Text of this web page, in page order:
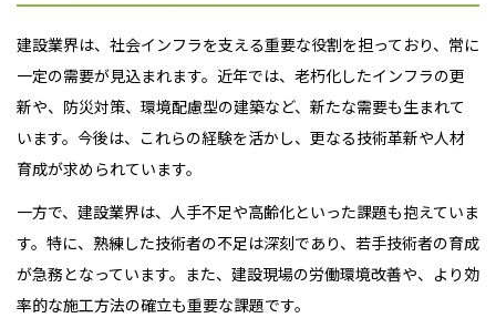
建設業界は、社会インフラを支える重要な役割を担っており、常に
一定の需要が見込まれます。近年では、老朽化したインフラの更
新や、防災対策、環境配慮型の建築など、新たな需要も生まれて
います。今後は、これらの経験を活かし、更なる技術革新や人材
育成が求められています。
一方で、建設業界は、人手不足や高齢化といった課題も抱えていま
す。特に、熟練した技術者の不足は深刻であり、若手技術者の育成
が急務となっています。また、建設現場の労働環境改善や、より効
率的な施工方法の確立も重要な課題です。